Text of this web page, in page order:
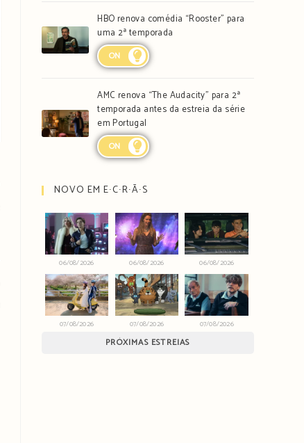
HBO renova comédia “Rooster” para
uma 2ª temporada
ON
AMC renova “The Audacity” para 2ª
temporada antes da estreia da série
em Portugal
ON
NOVO EM E∙C∙R∙Ã∙S
06/08/2026 06/08/2026 06/08/2026
07/08/2026 07/08/2026 07/08/2026
PRÓXIMAS ESTREIAS